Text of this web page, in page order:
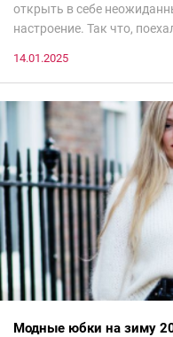
открыть в себе
настроение. Так что,
14.01.2025
Модные юбки на зиму